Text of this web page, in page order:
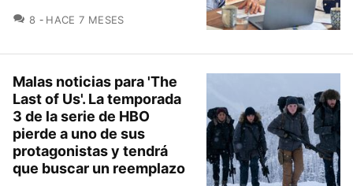
8 COMENTARIOS
HACE 7 MESES
Malas noticias para 'The
Last of Us'. La temporada
3 de la serie de HBO
pierde a uno de sus
protagonistas y tendrá
que buscar un reemplazo